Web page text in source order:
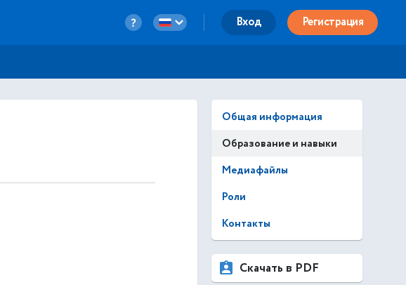
Вход Регистрация
Общая информация
Образование и навыки
Медиафайлы
Роли
Контакты
Скачать в PDF